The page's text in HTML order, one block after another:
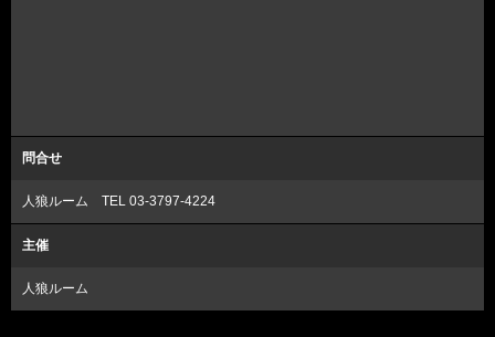
問合せ
人狼ルーム TEL 03-3797-4224
主催
人狼ルーム